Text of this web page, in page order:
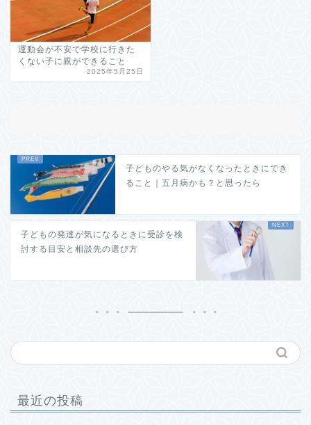
運動会が不安で学校に行きた
くない子に親ができること
2025年5月25日
子どものやる気がなくなったときにでき
ること｜五月病かも？と思ったら
子どもの発達が気になるときに受診を検
討する目安と相談先の選び方
最近の投稿